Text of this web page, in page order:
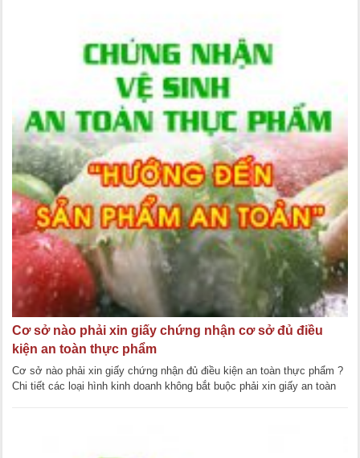
Cơ sở nào phải xin giấy chứng nhận cơ sở đủ điều
kiện an toàn thực phẩm
Cơ sở nào phải xin giấy chứng nhận đủ điều kiện an toàn thực phẩm ?
Chi tiết các loại hình kinh doanh không bắt buộc phải xin giấy an toàn